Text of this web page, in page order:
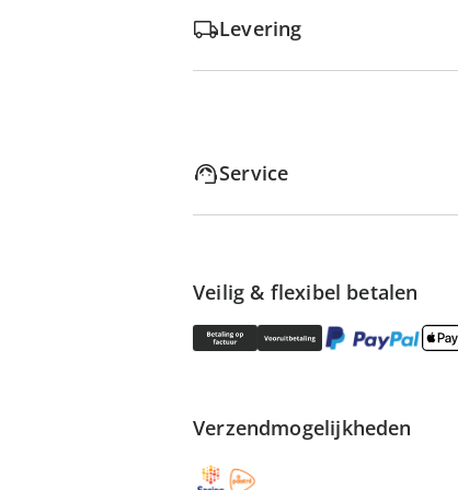
Levering
Service
Veilig & flexibel betalen
Verzendmogelijkheden